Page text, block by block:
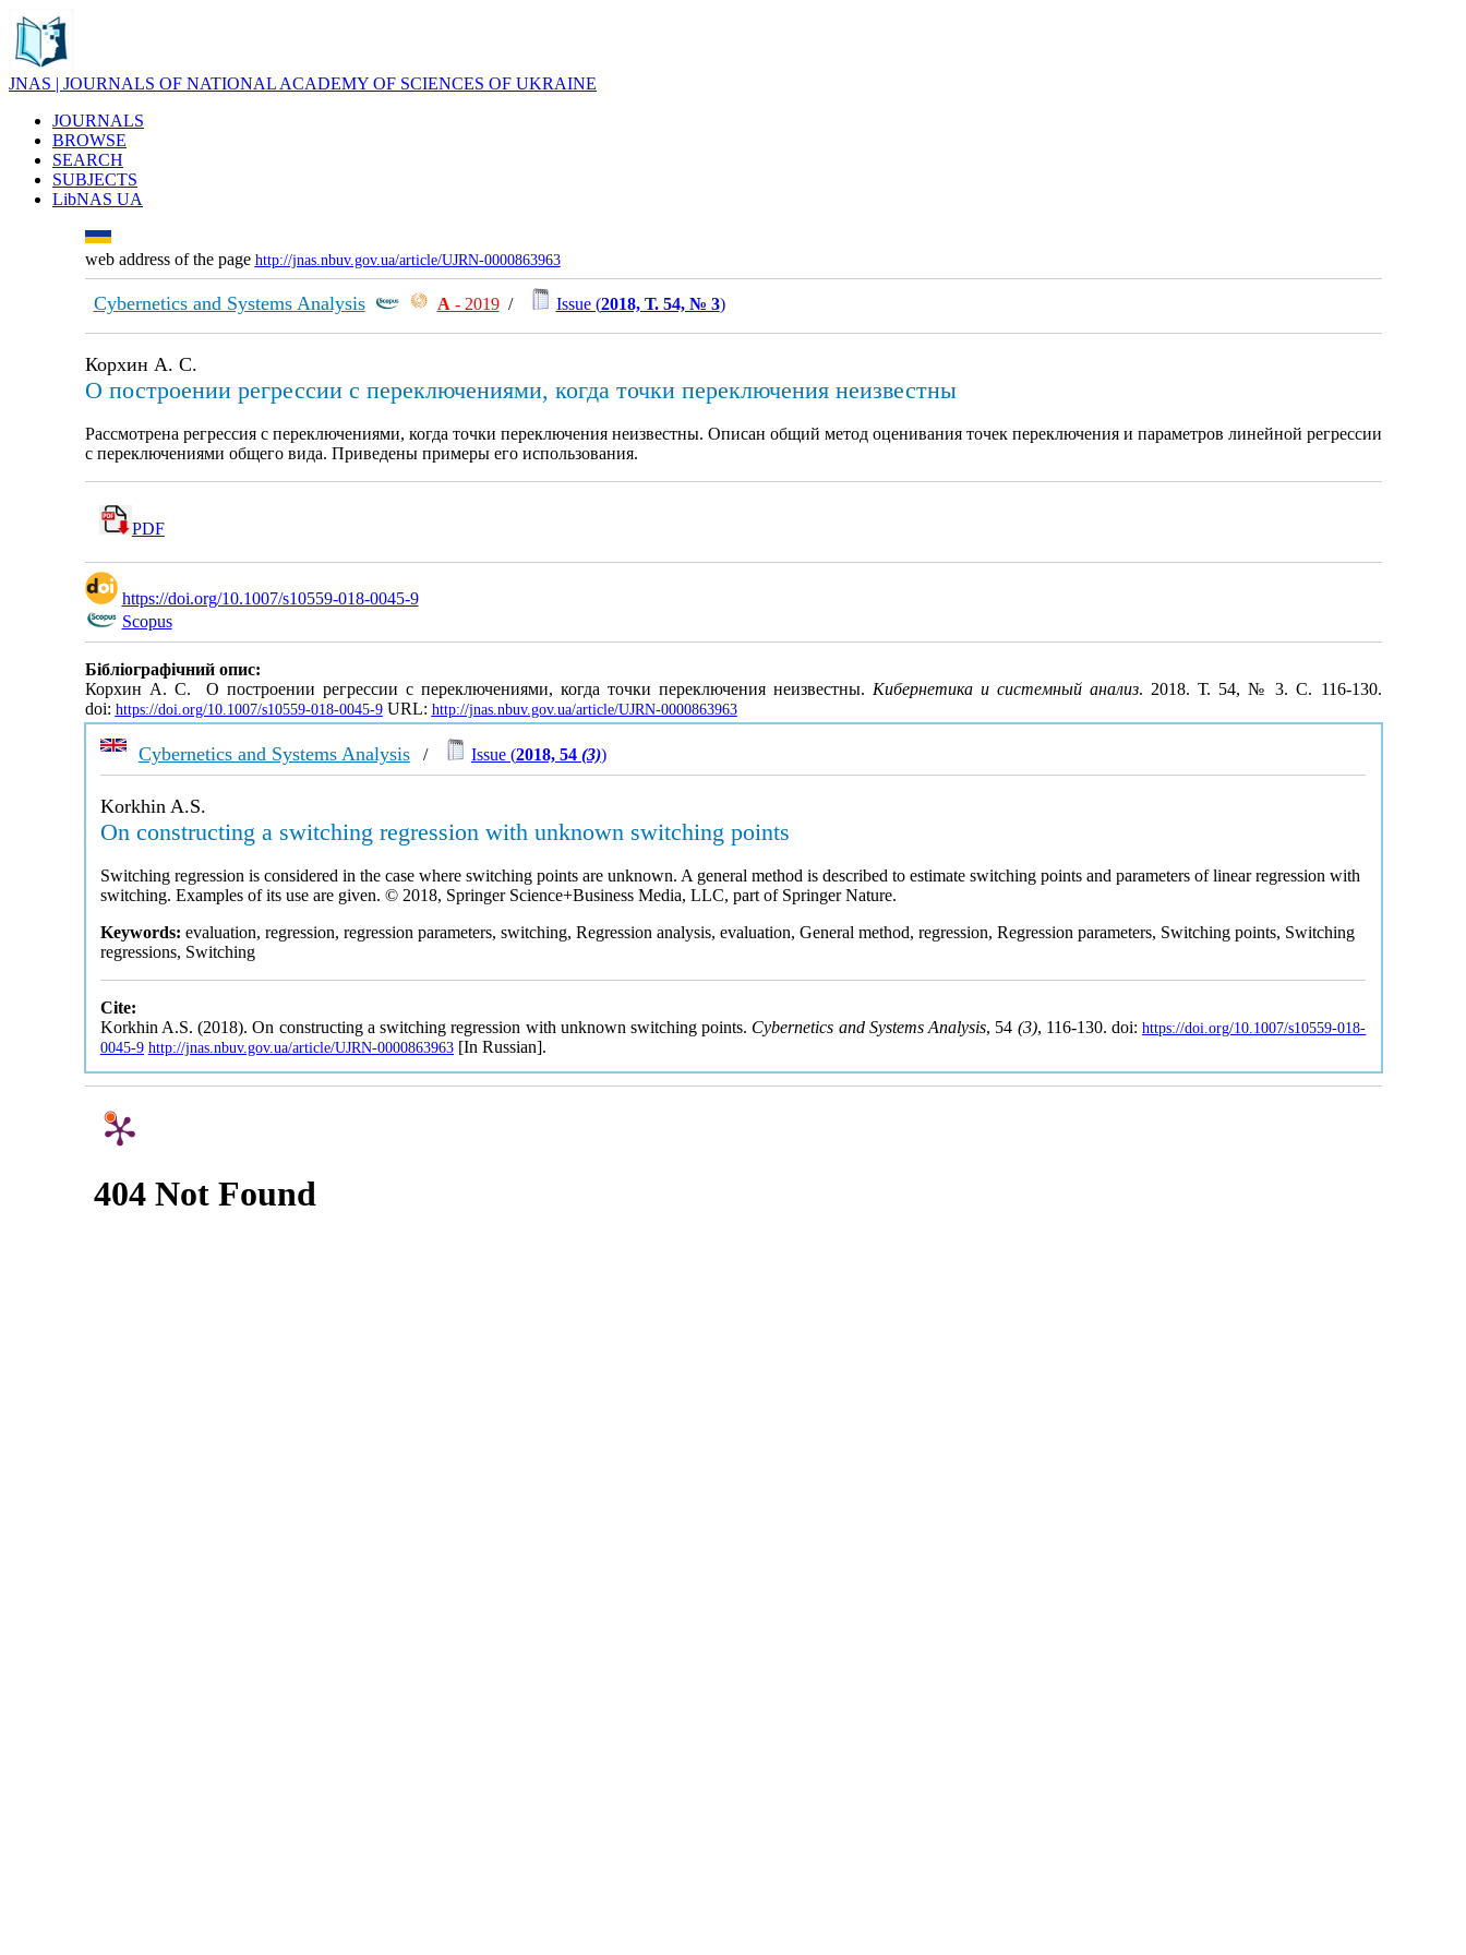
JNAS | JOURNALS OF NATIONAL ACADEMY OF SCIENCES OF UKRAINE
JOURNALS
BROWSE
SEARCH
SUBJECTS
LibNAS UA
web address of the page http://jnas.nbuv.gov.ua/article/UJRN-0000863963
Cybernetics and Systems Analysis А - 2019/ Issue (2018, Т. 54, № 3)
Корхин А. С.
О построении регрессии с переключениями, когда точки переключения неизвестны
Рассмотрена регрессия с переключениями, когда точки переключения неизвестны. Описан общий метод оценивания точек переключения и параметров линейной регрессии
с переключениями общего вида. Приведены примеры его использования.
PDF
https://doi.org/10.1007/s10559-018-0045-9
Scopus
Бібліографічний опис:
Корхин А. С. О построении регрессии с переключениями, когда точки переключения неизвестны. Кибернетика и системный анализ. 2018. Т. 54, № 3. С. 116-130.
doi: https://doi.org/10.1007/s10559-018-0045-9URL: http://jnas.nbuv.gov.ua/article/UJRN-0000863963
Cybernetics and Systems Analysis/ Issue (2018, 54 (3))
Korkhin A.S.
On constructing a switching regression with unknown switching points
Switching regression is considered in the case where switching points are unknown. A general method is described to estimate switching points and parameters of linear regression with
switching. Examples of its use are given. © 2018, Springer Science+Business Media, LLC, part of Springer Nature.
Keywords: evaluation, regression, regression parameters, switching, Regression analysis, evaluation, General method, regression, Regression parameters, Switching points, Switching
regressions, Switching
Cite:
Korkhin A.S. (2018). On constructing a switching regression with unknown switching points. Cybernetics and Systems Analysis, 54 (3), 116-130. doi:https://doi.org/10.1007/s10559-018-
0045-9 http://jnas.nbuv.gov.ua/article/UJRN-0000863963[In Russian].